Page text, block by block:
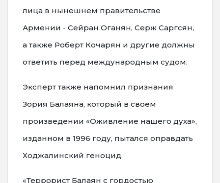
лица в нынешнем правительстве
Армении - Сейран Оганян, Серж Саргсян,
а также Роберт Кочарян и другие должны
ответить перед международным судом.
Эксперт также напомнил признания
Зория Балаяна, который в своем
произведении «Оживление нашего духа»,
изданном в 1996 году, пытался оправдать
Ходжалинский геноцид.
«Террорист Балаян с гордостью